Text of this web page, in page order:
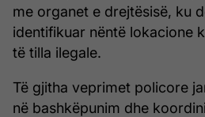
me organet e drejtësisë, ku
identifikuar nëntë lokacione
të tilla ilegale.
Të gjitha veprimet policore
në bashkëpunim dhe